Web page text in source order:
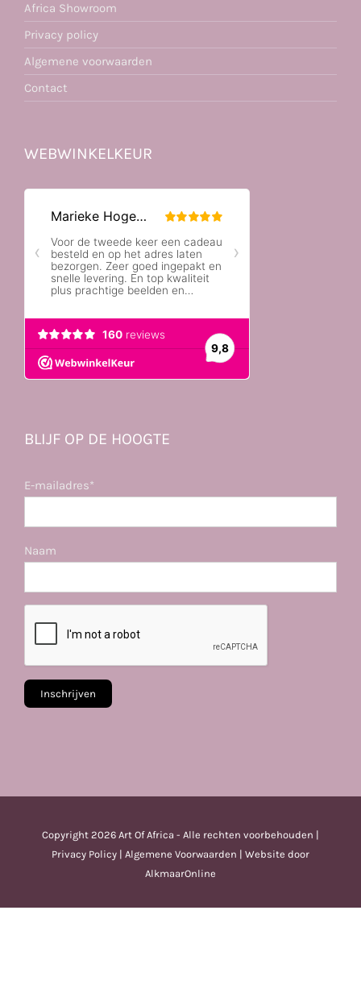
Africa Showroom
Privacy policy
Algemene voorwaarden
Contact
WEBWINKELKEUR
BLIJF OP DE HOOGTE
E-mailadres*
Naam
Copyright 2026 Art Of Africa - Alle rechten voorbehouden |
Privacy Policy | Algemene Voorwaarden | Website door
AlkmaarOnline